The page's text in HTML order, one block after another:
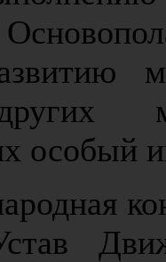
особый